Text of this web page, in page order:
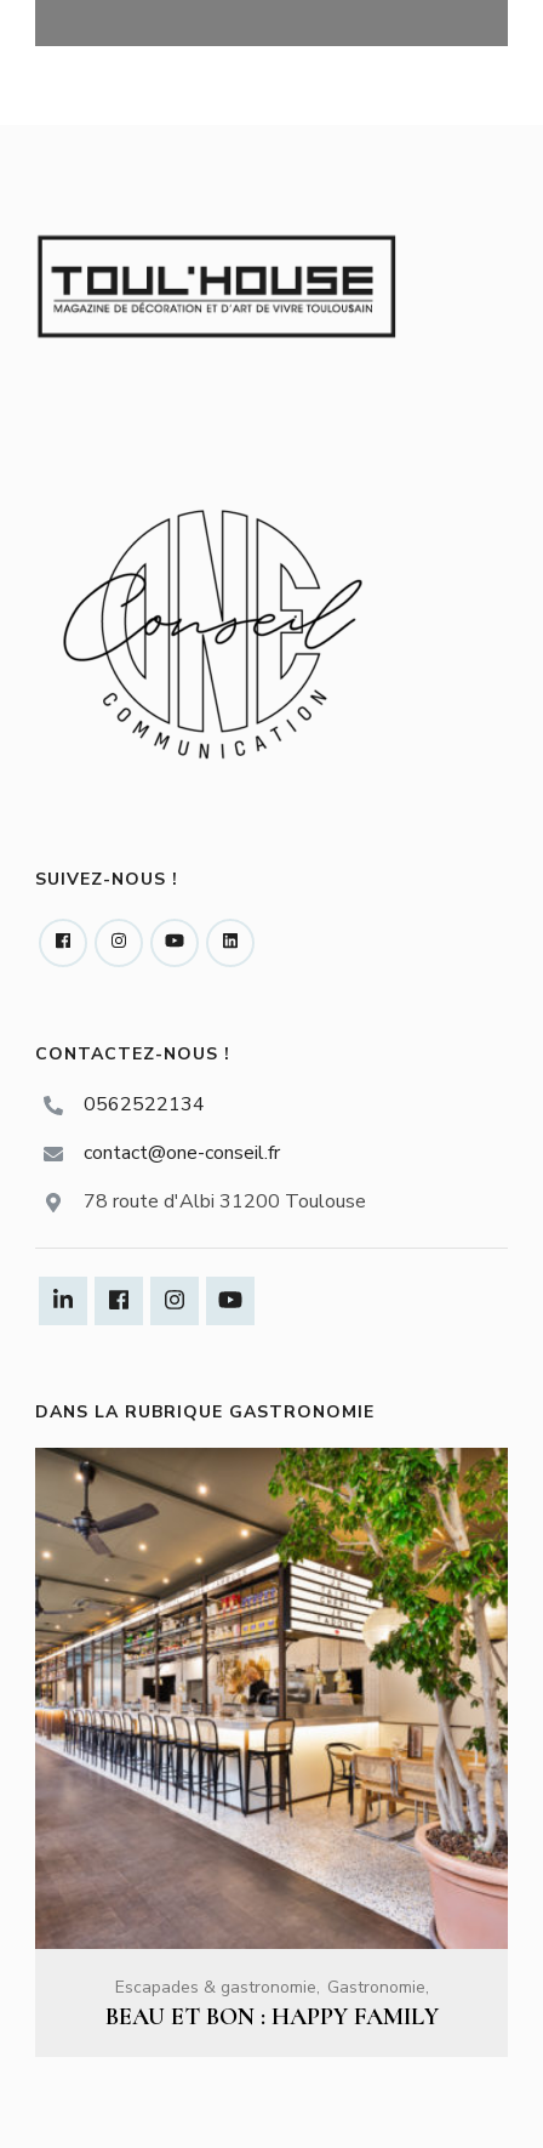
SUIVEZ-NOUS !
CONTACTEZ-NOUS !
0562522134
contact@one-conseil.fr
78 route d'Albi 31200 Toulouse
DANS LA RUBRIQUE GASTRONOMIE
Escapades & gastronomie Gastronomie
BEAU ET BON : HAPPY FAMILY